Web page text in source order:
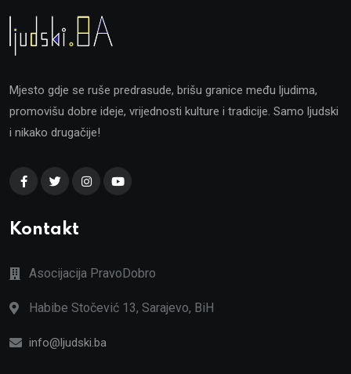
Mjesto gdje se ruše predrasude, brišu granice među ljudima,
promovišu dobre ideje, vrijednosti kulture i tradicije. Samo ljudski
i nikako drugačije!
Kontakt
Asocijacija PravoDobro
Habibe Stočević 13, Sarajevo, BiH
info@ljudski.ba